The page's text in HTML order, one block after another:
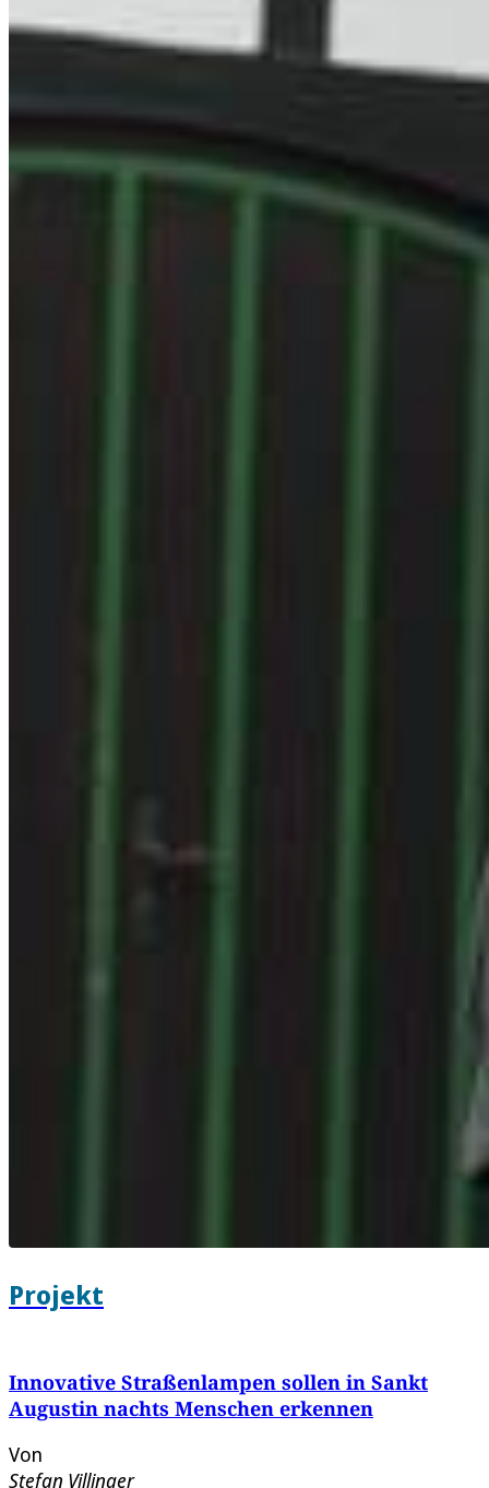
Projekt
Innovative Straßenlampen sollen in Sankt
Augustin nachts Menschen erkennen
Von
Stefan Villinger